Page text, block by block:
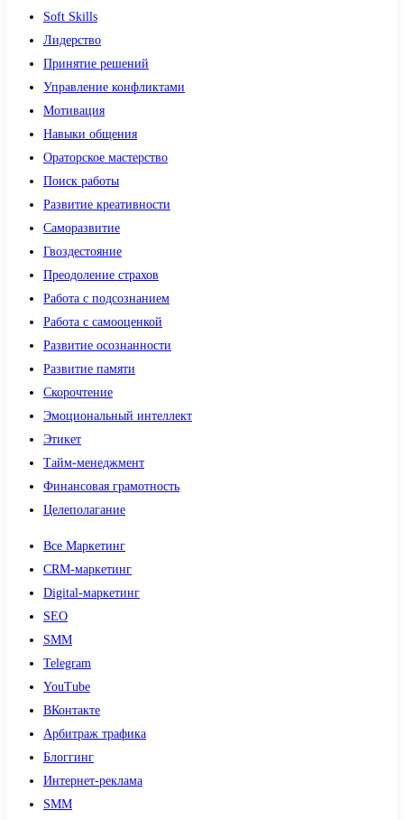
Soft Skills
Лидерство
Принятие решений
Управление конфликтами
Мотивация
Навыки общения
Ораторское мастерство
Поиск работы
Развитие креативности
Саморазвитие
Гвоздестояние
Преодоление страхов
Работа с подсознанием
Работа с самооценкой
Развитие осознанности
Развитие памяти
Скорочтение
Эмоциональный интеллект
Этикет
Тайм-менеджмент
Финансовая грамотность
Целеполагание
Все Маркетинг
CRM-маркетинг
Digital-маркетинг
SEO
SMM
Telegram
YouTube
ВКонтакте
Арбитраж трафика
Блоггинг
Интернет-реклама
SMM